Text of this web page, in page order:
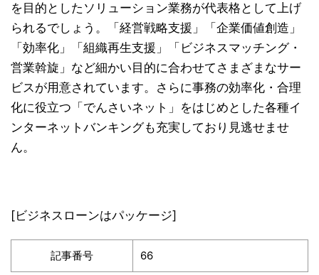
を目的としたソリューション業務が代表格として上げ
られるでしょう。「経営戦略支援」「企業価値創造」
「効率化」「組織再生支援」「ビジネスマッチング・
営業斡旋」など細かい目的に合わせてさまざまなサー
ビスが用意されています。さらに事務の効率化・合理
化に役立つ「でんさいネット」をはじめとした各種イ
ンターネットバンキングも充実しており見逃せませ
ん。
[ビジネスローンはパッケージ]
記事番号 66